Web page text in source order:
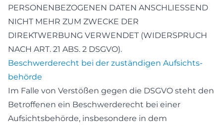
PERSONENBEZOGENEN DATEN ANSCHLIESSEND
NICHT MEHR ZUM ZWECKE DER
DIREKTWERBUNG VERWENDET (WIDERSPRUCH
NACH ART. 21 ABS. 2 DSGVO).
Beschwerde­recht bei der zuständigen Aufsichts­
behörde
Im Falle von Verstößen gegen die DSGVO steht den
Betroffenen ein Beschwerderecht bei einer
Aufsichtsbehörde, insbesondere in dem